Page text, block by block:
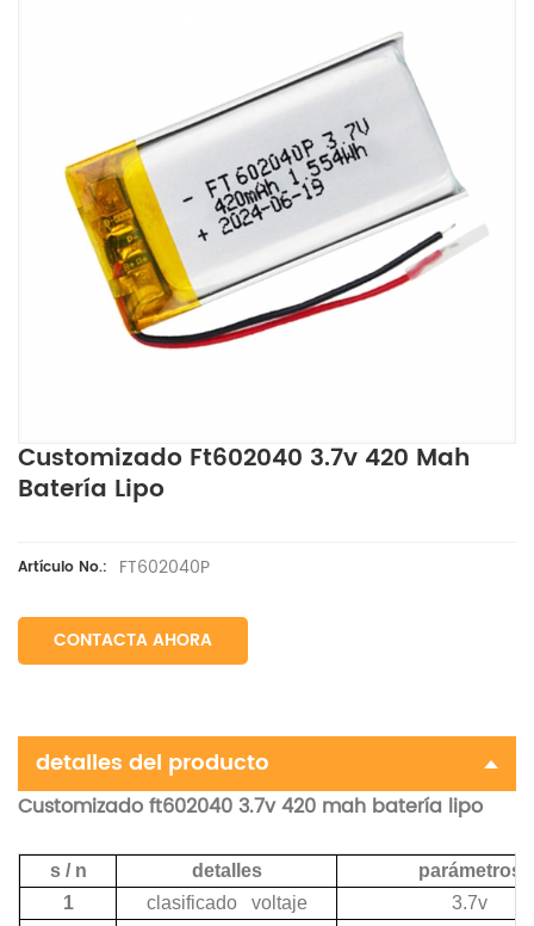
Customizado Ft602040 3.7v 420 Mah
Batería Lipo
Artículo No.: FT602040P
CONTACTA AHORA
detalles del producto
Customizado ft602040 3.7v 420 mah batería lipo
s / n detalles
parámetros
1
clasificado voltaje 3.7v